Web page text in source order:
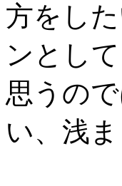
方をし
ンとし
思うの
い、浅